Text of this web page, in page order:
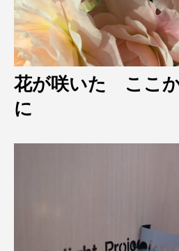
花が咲いた ここ
に